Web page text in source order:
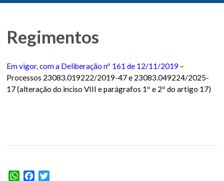
Regimentos
Em vigor, com a Deliberação nº 161 de 12/11/2019 –
Processos 23083.019222/2019-47 e 23083.049224/2025-
17 (alteração do inciso VIII e parágrafos 1º e 2º do artigo 17)
WhatsAppFacebook